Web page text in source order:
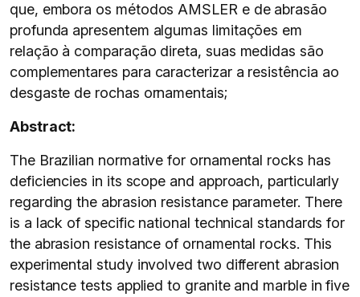
que, embora os métodos AMSLER e de abrasão
profunda apresentem algumas limitações em
relação à comparação direta, suas medidas são
complementares para caracterizar a resistência ao
desgaste de rochas ornamentais;
Abstract:
The Brazilian normative for ornamental rocks has
deficiencies in its scope and approach, particularly
regarding the abrasion resistance parameter. There
is a lack of specific national technical standards for
the abrasion resistance of ornamental rocks. This
experimental study involved two different abrasion
resistance tests applied to granite and marble in five